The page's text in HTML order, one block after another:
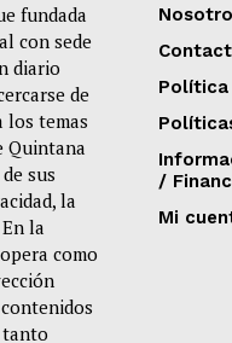
fundada
con sede
diario
de
los temas
Quintana
sus
la
la
como
tanto
/
Mi